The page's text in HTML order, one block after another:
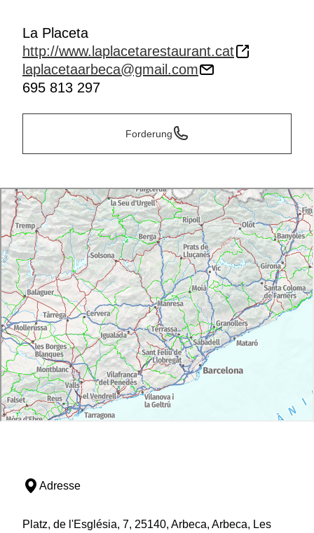
La Placeta
http://www.laplacetarestaurant.cat
laplacetaarbeca@gmail.com
695 813 297
Forderung
Adresse
Platz, de l'Església, 7, 25140, Arbeca, Arbeca, Les